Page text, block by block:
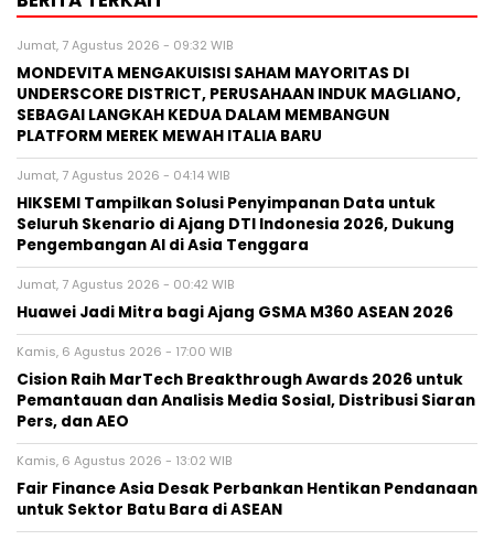
Jumat, 7 Agustus 2026 - 09:32 WIB
MONDEVITA MENGAKUISISI SAHAM MAYORITAS DI
UNDERSCORE DISTRICT, PERUSAHAAN INDUK MAGLIANO,
SEBAGAI LANGKAH KEDUA DALAM MEMBANGUN
PLATFORM MEREK MEWAH ITALIA BARU
Jumat, 7 Agustus 2026 - 04:14 WIB
HIKSEMI Tampilkan Solusi Penyimpanan Data untuk
Seluruh Skenario di Ajang DTI Indonesia 2026, Dukung
Pengembangan AI di Asia Tenggara
Jumat, 7 Agustus 2026 - 00:42 WIB
Huawei Jadi Mitra bagi Ajang GSMA M360 ASEAN 2026
Kamis, 6 Agustus 2026 - 17:00 WIB
Cision Raih MarTech Breakthrough Awards 2026 untuk
Pemantauan dan Analisis Media Sosial, Distribusi Siaran
Pers, dan AEO
Kamis, 6 Agustus 2026 - 13:02 WIB
Fair Finance Asia Desak Perbankan Hentikan Pendanaan
untuk Sektor Batu Bara di ASEAN